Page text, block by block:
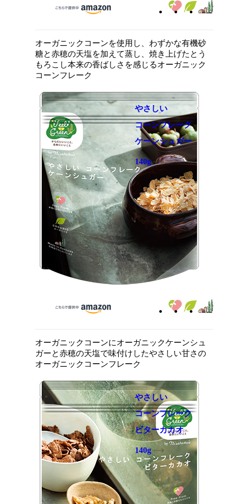
オーガニックコーンを使用し、わずかな有機砂
糖と赤穂の天塩を加えて蒸し、焼き上げたとう
もろこし本来の香ばしさを感じるオーガニック
コーンフレーク
やさしい
コーンフレーク
ケーンシュガー
140g
オーガニックコーンにオーガニックケーンシュ
ガーと赤穂の天塩で味付けしたやさしい甘さの
オーガニックコーンフレーク
やさしい
コーンフレーク
ビターカカオ
140g